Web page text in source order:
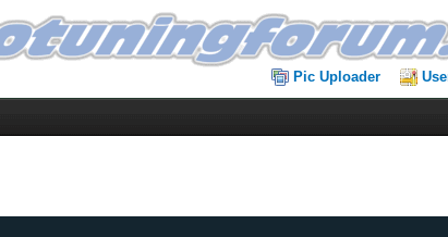
Pic Uploader